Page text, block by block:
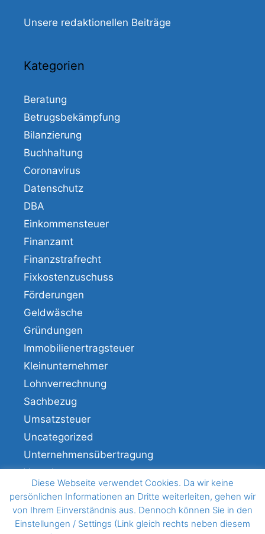
Unsere redaktionellen Beiträge
Kategorien
Beratung
Betrugsbekämpfung
Bilanzierung
Buchhaltung
Coronavirus
Datenschutz
DBA
Einkommensteuer
Finanzamt
Finanzstrafrecht
Fixkostenzuschuss
Förderungen
Geldwäsche
Gründungen
Immobilienertragsteuer
Kleinunternehmer
Lohnverrechnung
Sachbezug
Umsatzsteuer
Uncategorized
Unternehmensübertragung
Veranlagung
Verfahren
Diese Webseite verwendet Cookies. Da wir keine
persönlichen Informationen an Dritte weiterleiten, gehen wir
von Ihrem Einverständnis aus. Dennoch können Sie in den
Einstellungen / Settings (Link gleich rechts neben diesem